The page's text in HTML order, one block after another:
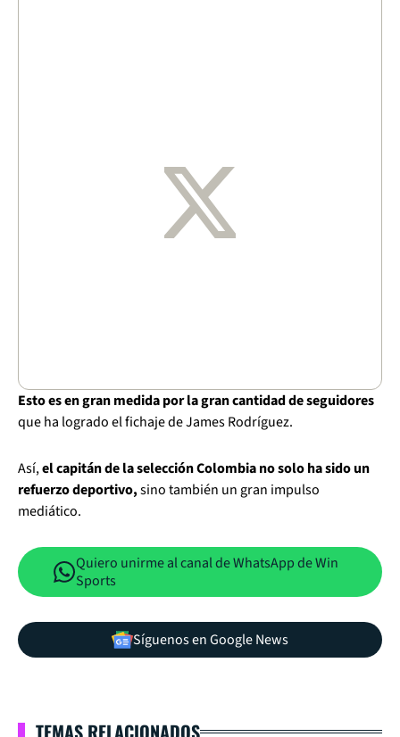
Esto es en gran medida por la gran cantidad de seguidores
que ha logrado el fichaje de James Rodríguez.
Así,el capitán de la selección Colombia no solo ha sido un
refuerzo deportivo,sino también un gran impulso
mediático.
Quiero unirme al canal de WhatsApp de Win
Sports
Síguenos en Google News
TEMAS RELACIONADOS